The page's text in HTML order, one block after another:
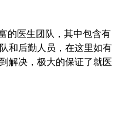
的医生团队，其中包含有
和后勤人员，在这里如有
解决，极大的保证了就医